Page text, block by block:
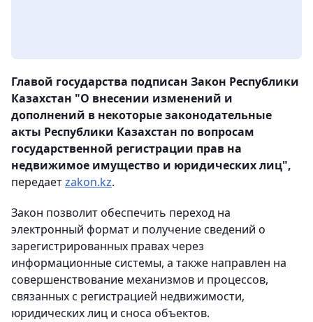
Главой государства подписан Закон Республики
Казахстан "О внесении изменений и
дополнений в некоторые законодательные
акты Республики Казахстан по вопросам
государственной регистрации прав на
недвижимое имущество и юридических лиц",
передаетzakon.kz.
Закон позволит обеспечить переход на
электронный формат и получение сведений о
зарегистрированных правах через
информационные системы, а также направлен на
совершенствование механизмов и процессов,
связанных с регистрацией недвижимости,
юридических лиц и сноса объектов.